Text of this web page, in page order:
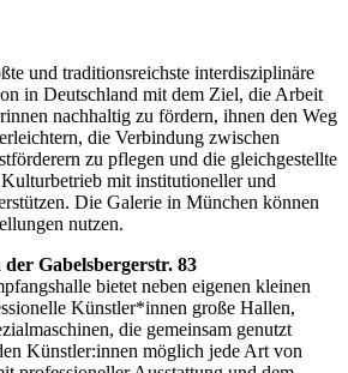
und traditionsreichste interdisziplinäre
in Deutschland mit dem Ziel, die Arbeit
nachhaltig zu fördern, ihnen den Weg
die Verbindung zwischen
zu pflegen und die gleichgestellte
mit institutioneller und
Die Galerie in München können
nutzen.
Gabelsbergerstr. 83
bietet neben eigenen kleinen
Künstler*innen große Hallen,
die gemeinsam genutzt
Künstler:innen möglich jede Art von